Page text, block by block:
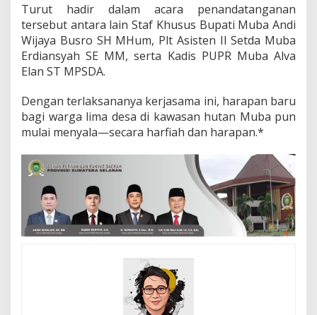
Turut hadir dalam acara penandatanganan
tersebut antara lain Staf Khusus Bupati Muba Andi
Wijaya Busro SH MHum, Plt Asisten II Setda Muba
Erdiansyah SE MM, serta Kadis PUPR Muba Alva
Elan ST MPSDA.
Dengan terlaksananya kerjasama ini, harapan baru
bagi warga lima desa di kawasan hutan Muba pun
mulai menyala—secara harfiah dan harapan.*